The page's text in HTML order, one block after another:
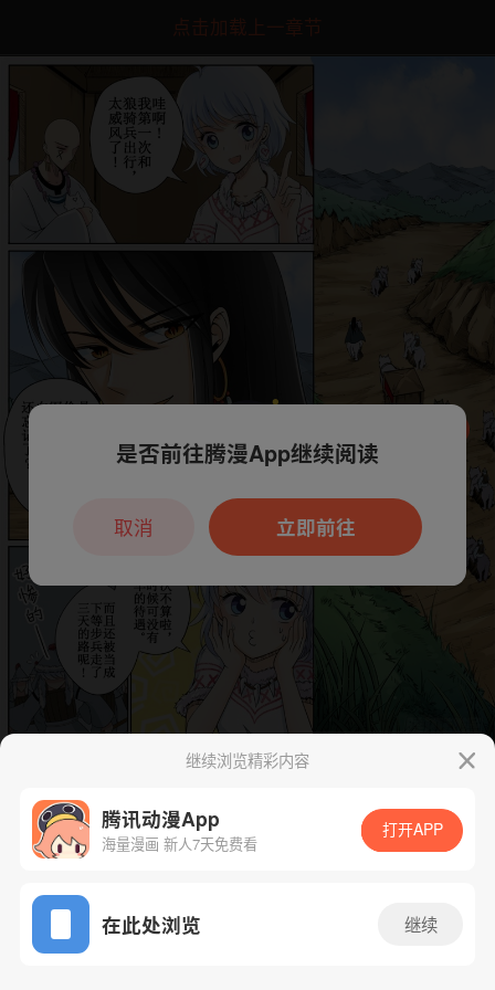
点击加载上一章节
App免费看
下一话 腾漫App免费看
继续浏览精彩内容
腾讯动漫App
海量漫画 新人7天免费看
打开APP
在此处浏览 继续
本章节仅支持App阅读，可打开App新用
户7天免费看
是否前往腾漫App继续阅读
立即前往
取消